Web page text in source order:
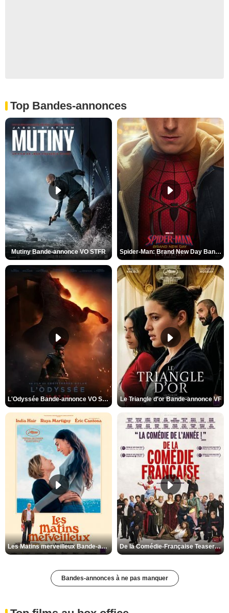
Top Bandes-annonces
Mutiny Bande-annonce VO STFR Spider-Man: Brand New Day Bande-annonce VO STFR
L'Odyssée Bande-annonce VO STFR Le Triangle d'or Bande-annonce VF
Les Matins merveilleux Bande-annonce VF De la Comédie-Française Teaser VF
Bandes-annonces à ne pas manquer